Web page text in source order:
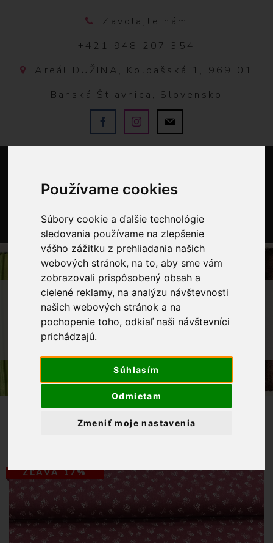
Používame cookies
Súbory cookie a ďalšie technológie
sledovania používame na zlepšenie
vášho zážitku z prehliadania našich
webových stránok, na to, aby sme vám
zobrazovali prispôsobený obsah a
cielené reklamy, na analýzu návštevnosti
našich webových stránok a na
pochopenie toho, odkiaľ naši návštevníci
prichádzajú.
Súhlasím
Odmietam
Zmeniť moje nastavenia
Zavolajte nám
+421 948 207 354
Areál DUŽINA, Kolpašská 1, 969 01
Banská Štiavnica, Slovensko
0
OBCHOD LÁTKY METRÁŽ
BAVLNENÉ LÁTKY
BAVLNENÁ LÁTKA BIELE BODKOVANÉ
ZĽAVA 17%